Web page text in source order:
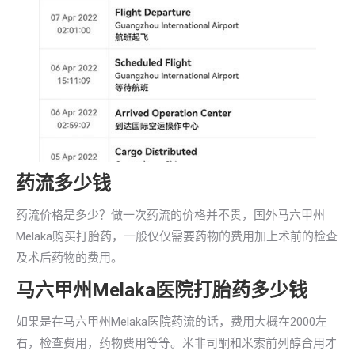
药流多少钱
药流价格是多少？做一次药流的价格并不贵，国外马六甲州
Melaka购买打胎药，一般仅仅需要药物的费用加上术前的检查
及术后药物的费用。
马六甲州Melaka医院打胎药多少钱
如果是在马六甲州Melaka医院药流的话，费用大概在2000左
右，检查费用，药物费用等等。米非司酮和米索前列醇合用才